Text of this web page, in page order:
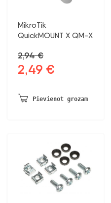
MikroTik
QuickMOUNT X QM-X
2,94€
Sākotnējā
bija:
2,94 €.
2,49 €
2,49 €.
Pievienot grozam